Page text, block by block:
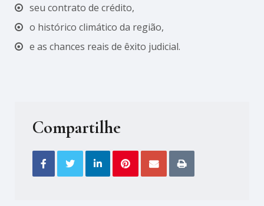
seu contrato de crédito,
o histórico climático da região,
e as chances reais de êxito judicial.
Compartilhe